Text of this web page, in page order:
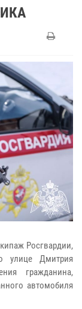
Росгвардии,
улице Дмитрия
гражданина,
автомобиля